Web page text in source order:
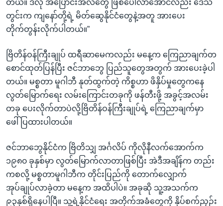
တယ်။ ဒီလို အပြောင်းအလဲတွေ ဖြစ်ပေါ်လာအောင်လည်း ဒေသ
တွင်းက ကျနော်တို့ရဲ့ မိတ်ဆွေနိုင်ငံတွေနဲ့အတူ အားပေး
တိုက်တွန်းလိုက်ပါတယ်။”
ဗြိတိန်ဝန်ကြီးချုပ် ထရီဆာမေကလည်း မနေ့က ကြေညာချက်တ
စောင်ထုတ်ပြန်ပြီး ဇင်ဘာဘွေ ပြည်သူတွေအတွက် အားပေးခဲ့ပါ
တယ်။ မစ္စတာ မူဂါဘီ နုတ်ထွက်တဲ့ ကိစ္စဟာ ဖိနှိပ်မှုတွေကနေ
လွတ်မြောက်ရေး လမ်းကြောင်းတခုကို ဖန်တီးဖို့ အခွင့်အလမ်း
တခု ပေးလိုက်တာပဲလို့ဗြိတိန်ဝန်ကြီးချုပ်ရဲ့ ကြေညာချက်မှာ
ဖေါ်ပြထားပါတယ်။
ဇင်ဘာဘွေနိုင်ငံက ဗြိတိသျှ အင်္ဂလိပ် ကိုလိုနီလက်အောက်က
၁၉၈၀ ခုနှစ်မှာ လွတ်မြောက်လာတာဖြစ်ပြီး အဲဒီအချိန်က တည်း
ကစလို့ မစ္စတာမူဂါဘီက တိုင်းပြည်ကို တောက်လျှောက်
အုပ်ချုပ်လာခဲ့တာ မနေ့က အထိပါပဲ။ အခုဆို သူ့အသက်က
၉၃နှစ်ရှိနေပါပြီ။ သူ့ရဲ့နိုင်ငံရေး အတိုက်အခံတွေကို နှိပ်စက်ညှဉ်း